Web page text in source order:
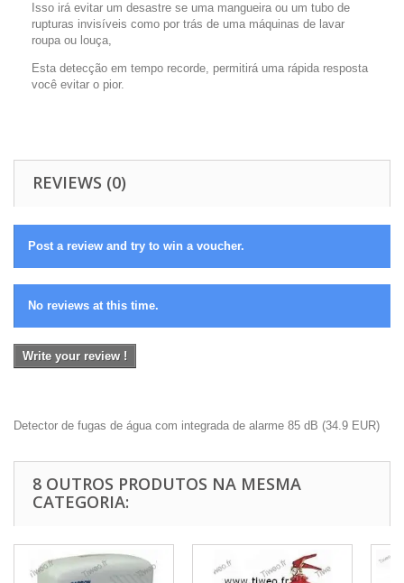
Isso irá evitar um desastre se uma mangueira ou um tubo de
rupturas invisíveis como por trás de uma máquinas de lavar
roupa ou louça,
Esta detecção em tempo recorde, permitirá uma rápida resposta
você evitar o pior.
REVIEWS (0)
Post a review and try to win a voucher.
No reviews at this time.
Write your review !
Detector de fugas de água com integrada de alarme 85 dB (34.9 EUR)
8 OUTROS PRODUTOS NA MESMA
CATEGORIA: